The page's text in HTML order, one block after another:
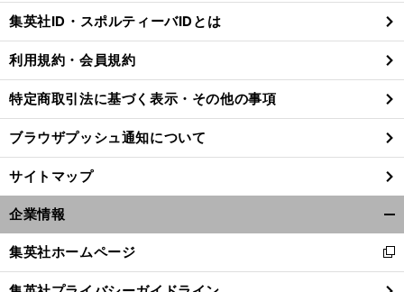
る
集英社ID・スポルティーバIDとは
利用規約・会員規約
特定商取引法に基づく表示・その他の事項
ブラウザプッシュ通知について
サイトマップ
企業情報
閉
集英社ホームページ
新
し